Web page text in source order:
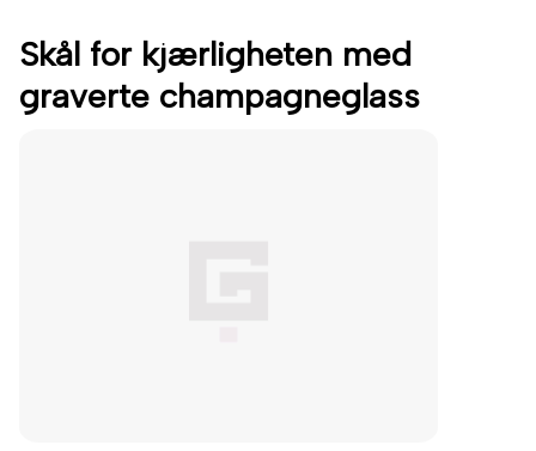
Skål for kjærligheten med
graverte champagneglass